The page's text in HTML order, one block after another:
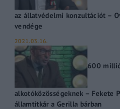
az állatvédelmi konzultációt –
vendége
2021.03.16.
600
alkotóközösségeknek – Fekete
államtitkár a Gerilla bárban